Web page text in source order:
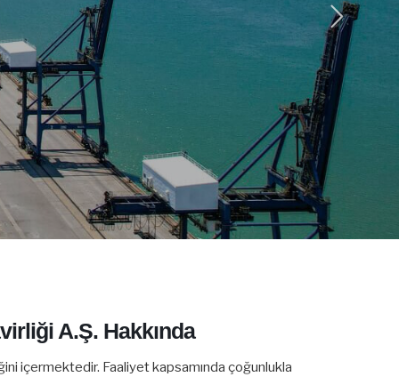
A.Ş. Hakkında
içermektedir. Faaliyet kapsamında çoğunlukla